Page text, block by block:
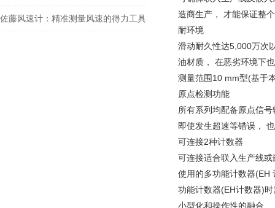
佐藤风速计：精准测量风速的得力工具
造商生产， 才能保证整
耐环境
滑动耐久性达5,000万次
油材质， 在恶劣环境下
测量范围10 mm型(基于
原点检测功能
所有系列均配备原点信
即使发生超速等错误，
可连接2种计数器
可连接适合联入生产线
使用的多功能计数器
功能计数器(EH计数器)
小型化和操作性的融合